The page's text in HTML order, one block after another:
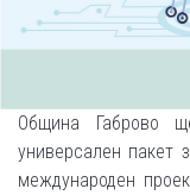
Община Габрово
универсален пакет
международен